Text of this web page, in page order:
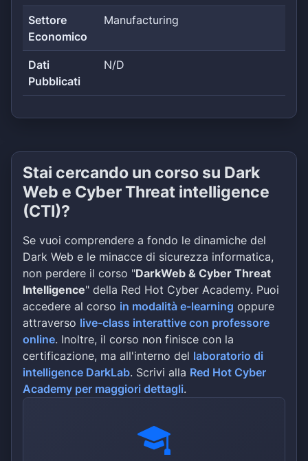
Settore
Economico
Manufacturing
Dati
Pubblicati
N/D
Stai cercando un corso su Dark
Web e Cyber Threat intelligence
(CTI)?
Se vuoi comprendere a fondo le dinamiche del
Dark Web e le minacce di sicurezza informatica,
non perdere il corso "DarkWeb & Cyber Threat
Intelligence" della Red Hot Cyber Academy. Puoi
accedere al corso in modalità e-learning oppure
attraverso live-class interattive con professore
online. Inoltre, il corso non finisce con la
certificazione, ma all'interno del laboratorio di
intelligence DarkLab. Scrivi alla Red Hot Cyber
Academy per maggiori dettagli.